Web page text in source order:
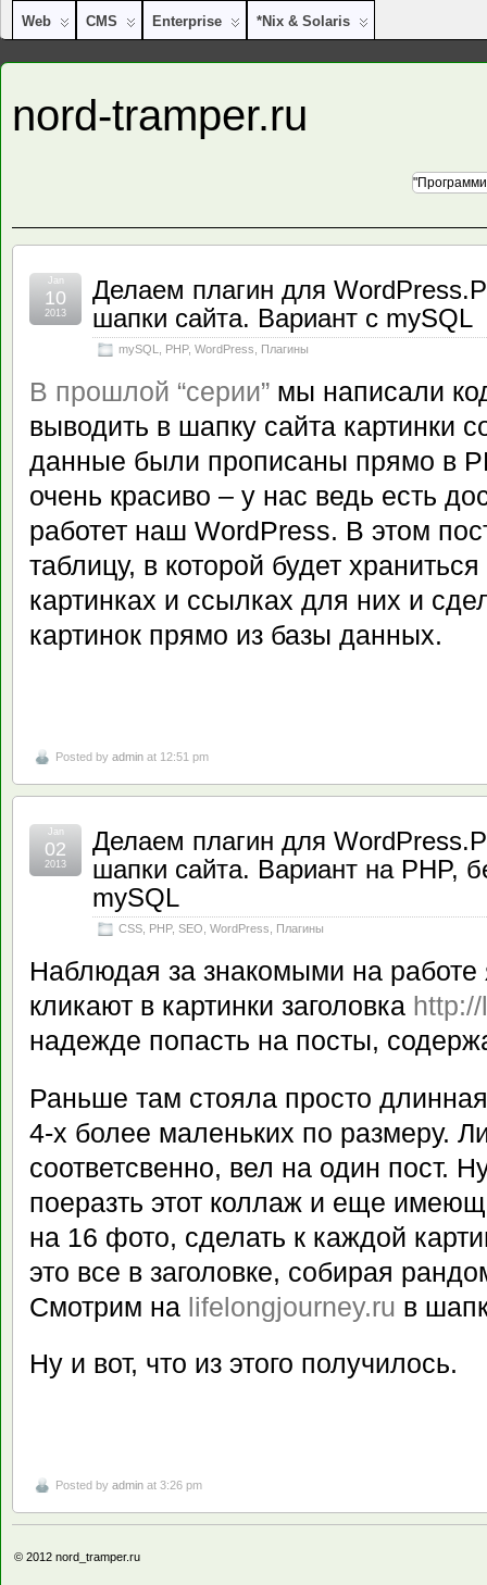
Web CMS Enterprise *nix & Solaris
nord-tramper.ru
Делаем плагин для
шапки сайта. Вариант с mySQL
mySQL PHP, WordPress Плагины
Jan
10
2013
В прошлой “серии” мы написали
выводить в шапку сайта картинки
данные были прописаны прямо в
очень красиво – у нас ведь есть
работет наш WordPress. В этом
таблицу, в которой будет
картинках и ссылках для них и
картинок прямо из базы данных.
Posted by admin at 12:51 pm
Делаем плагин для
шапки сайта. Вариант на PHP,
mySQL
CSS PHP, SEO WordPress Плагины
Jan
02
2013
Наблюдая за знакомыми на работе
кликают в картинки заголовка
надежде попасть на посты,
Раньше там стояла просто
4-х более маленьких по размеру.
соответсвенно, вел на один пост.
поеразть этот коллаж и еще
на 16 фото, сделать к каждой
это все в заголовке, собирая
Смотрим на lifelongjourney.ru в
Ну и вот, что из этого получилось.
Posted by admin at 3:26 pm
© 2012 nord_tramper.ru